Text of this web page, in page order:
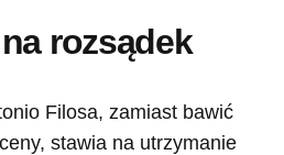
rozsądek
Filosa, zamiast bawić
stawia na utrzymanie